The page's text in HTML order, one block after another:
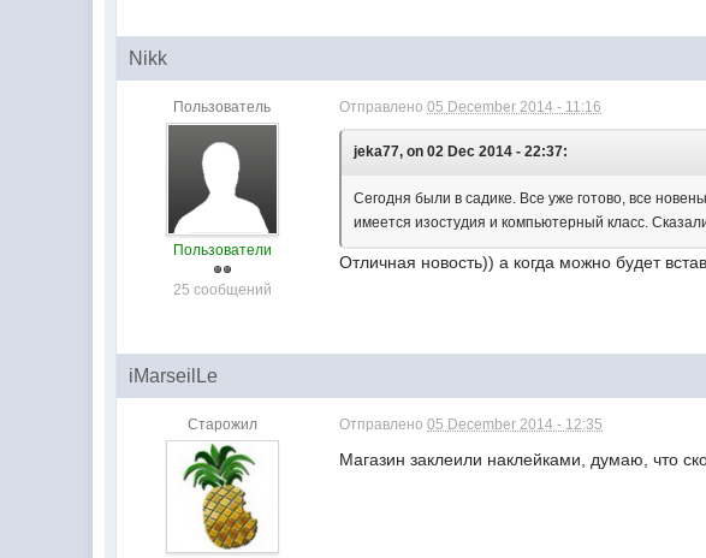
Nikk
Пользователь
Пользователи
25 сообщений
Отправлено05 December 2014 - 11:16
jeka77, on 02 Dec 2014 - 22:37:
Сегодня были в садике. Все уже готово, все
имеется изостудия и компьютерный класс.
Отличная новость)) а когда можно будет
iMarseilLe
Старожил Отправлено05 December 2014 - 12:35
Магазин заклеили наклейками, думаю, что